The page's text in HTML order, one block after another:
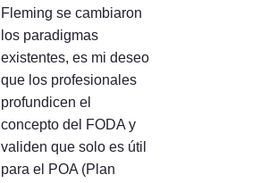
Fleming se cambiaron
los paradigmas
existentes, es mi deseo
que los profesionales
profundicen el
concepto del FODA y
validen que solo es útil
para el POA (Plan